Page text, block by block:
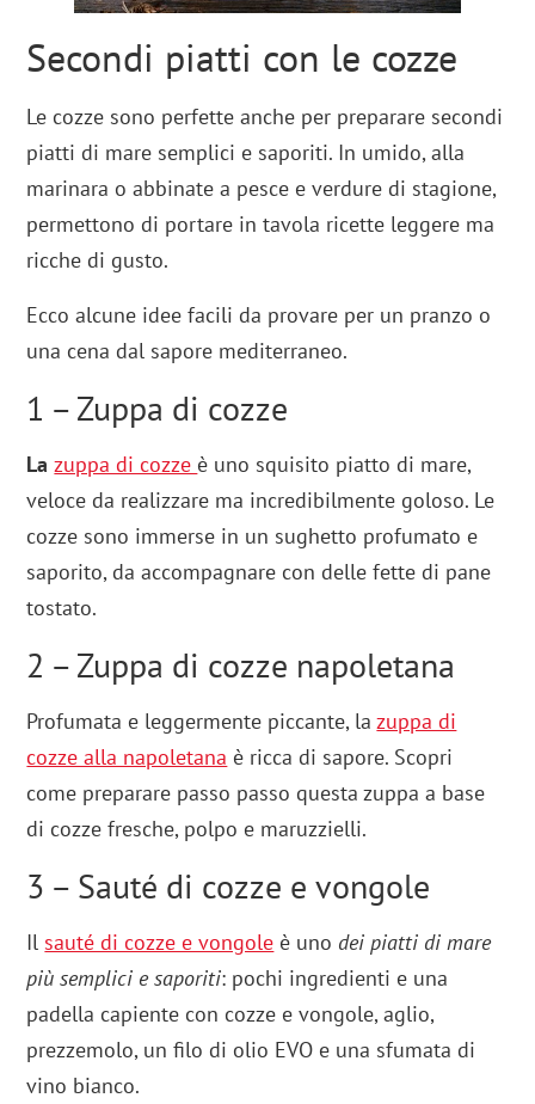
Secondi piatti con le cozze
Le cozze sono perfette anche per preparare secondi
piatti di mare semplici e saporiti. In umido, alla
marinara o abbinate a pesce e verdure di stagione,
permettono di portare in tavola ricette leggere ma
ricche di gusto.
Ecco alcune idee facili da provare per un pranzo o
una cena dal sapore mediterraneo.
1 – Zuppa di cozze
Lazuppa di cozze è uno squisito piatto di mare,
veloce da realizzare ma incredibilmente goloso. Le
cozze sono immerse in un sughetto profumato e
saporito, da accompagnare con delle fette di pane
tostato.
2 – Zuppa di cozze napoletana
Profumata e leggermente piccante, lazuppa di
cozze alla napoletana è ricca di sapore. Scopri
come preparare passo passo questa zuppa a base
di cozze fresche, polpo e maruzzielli.
3 – Sauté di cozze e vongole
Il sauté di cozze e vongole è uno dei piatti di mare
più semplici e saporiti: pochi ingredienti e una
padella capiente con cozze e vongole, aglio,
prezzemolo, un filo di olio EVO e una sfumata di
vino bianco.